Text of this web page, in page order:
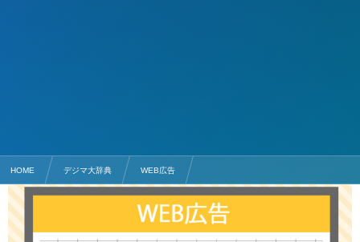
HOME デジマ大辞典 WEB広告
Google広告アセットライブラリの基本と活用方法を解説